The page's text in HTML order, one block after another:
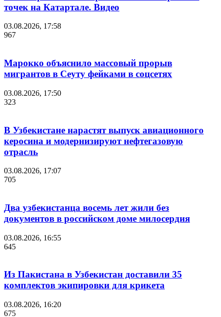
точек на Катартале. Видео
03.08.2026, 17:58
967
Марокко объяснило массовый прорыв
мигрантов в Сеуту фейками в соцсетях
03.08.2026, 17:50
323
В Узбекистане нарастят выпуск авиационного
керосина и модернизируют нефтегазовую
отрасль
03.08.2026, 17:07
705
Два узбекистанца восемь лет жили без
документов в российском доме милосердия
03.08.2026, 16:55
645
Из Пакистана в Узбекистан доставили 35
комплектов экипировки для крикета
03.08.2026, 16:20
675